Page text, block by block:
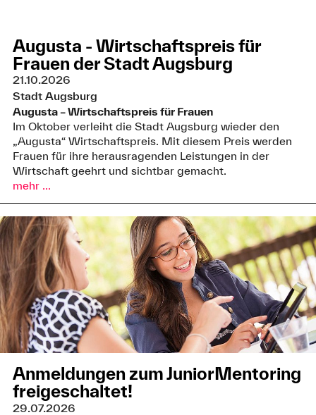
Augusta - Wirtschaftspreis für
Frauen der Stadt Augsburg
21.10.2026
Stadt Augsburg
Augusta – Wirtschaftspreis für Frauen
Im Oktober verleiht die Stadt Augsburg wieder den
„Augusta“ Wirtschaftspreis. Mit diesem Preis werden
Frauen für ihre herausragenden Leistungen in der
Wirtschaft geehrt und sichtbar gemacht.
mehr ...
Anmeldungen zum JuniorMentoring
freigeschaltet!
29.07.2026